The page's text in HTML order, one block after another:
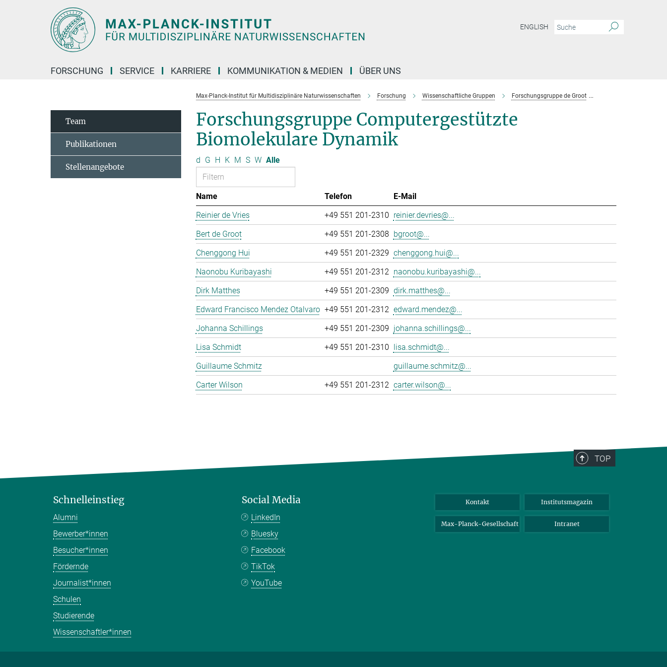
ENGLISH
FORSCHUNG SERVICE KARRIERE KOMMUNIKATION & MEDIEN ÜBER UNS
Max-Planck-Institut für Multidisziplinäre Naturwissenschaften Forschung Wissenschaftliche Gruppen Forschungsgruppe de Groot
Forschungsgruppe Computergestützte
Biomolekulare Dynamik
d G H K M S W Alle
Name Telefon
E-Mail
Reinier de Vries
+49 551 201-2310 reinier.devries@...
Bert de Groot
+49 551 201-2308 bgroot@...
Chenggong Hui
+49 551 201-2329 chenggong.hui@...
Naonobu Kuribayashi
+49 551 201-2312 naonobu.kuribayashi@...
Dirk Matthes
+49 551 201-2309 dirk.matthes@...
Edward Francisco Mendez Otalvaro +49 551 201-2312 edward.mendez@...
Johanna Schillings
+49 551 201-2309 johanna.schillings@...
Lisa Schmidt
+49 551 201-2310 lisa.schmidt@...
Guillaume Schmitz
guillaume.schmitz@...
Carter Wilson
+49 551 201-2312 carter.wilson@...
Team
Publikationen
Stellenangebote
TOP
Schnelleinstieg
Alumni
Bewerber*innen
Besucher*innen
Fördernde
Journalist*innen
Schulen
Studierende
Wissenschaftler*innen
Social Media
LinkedIn
Bluesky
Facebook
TikTok
YouTube
Kontakt Institutsmagazin
Max-Planck-Gesellschaft Intranet